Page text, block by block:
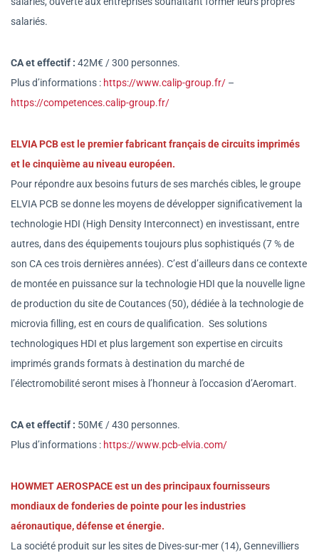
salariés.
CA et effectif : 42M€ / 300 personnes.
Plus d’informations : https://www.calip-group.fr/ –
https://competences.calip-group.fr/
ELVIA PCB est le premier fabricant français de circuits imprimés
et le cinquième au niveau européen.
Pour répondre aux besoins futurs de ses marchés cibles, le groupe
ELVIA PCB se donne les moyens de développer significativement la
technologie HDI (High Density Interconnect) en investissant, entre
autres, dans des équipements toujours plus sophistiqués (7 % de
son CA ces trois dernières années). C’est d’ailleurs dans ce contexte
de montée en puissance sur la technologie HDI que la nouvelle ligne
de production du site de Coutances (50), dédiée à la technologie de
microvia filling, est en cours de qualification. Ses solutions
technologiques HDI et plus largement son expertise en circuits
imprimés grands formats à destination du marché de
l’électromobilité seront mises à l’honneur à l’occasion d’Aeromart.
CA et effectif : 50M€ / 430 personnes.
Plus d’informations : https://www.pcb-elvia.com/
HOWMET AEROSPACE est un des principaux fournisseurs
mondiaux de fonderies de pointe pour les industries
aéronautique, défense et énergie.
La société produit sur les sites de Dives-sur-mer (14), Gennevilliers